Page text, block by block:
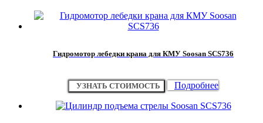
Гидромотор лебедки крана для КМУ Soosan SCS736
УЗНАТЬ СТОИМОСТЬ Подробнее